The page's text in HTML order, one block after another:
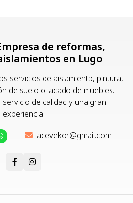
de reformas,
en Lugo
servicios de aislamiento, pintura,
de suelo o lacado de muebles.
de calidad y una gran
experiencia.
acevekor@gmail.com